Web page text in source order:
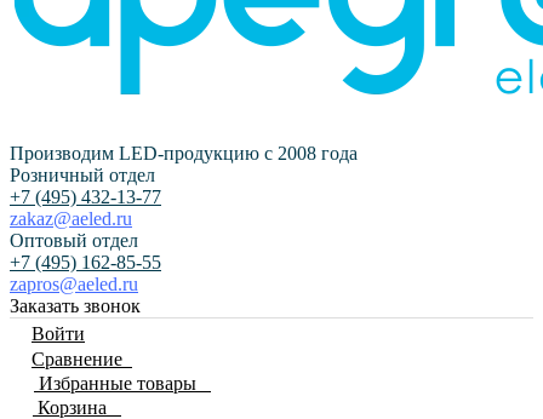
Производим LED-продукцию с 2008 года
Розничный отдел
+7 (495) 432-13-77
zakaz@aeled.ru
Оптовый отдел
+7 (495) 162-85-55
zapros@aeled.ru
Заказать звонок
Войти
Сравнение
Избранные товары
Корзина